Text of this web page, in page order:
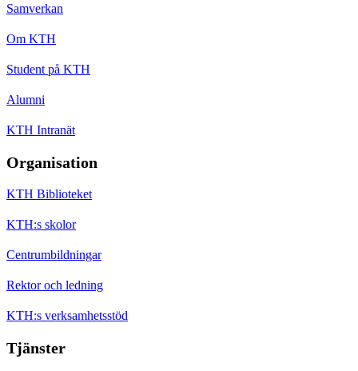
Samverkan
Om KTH
Student på KTH
Alumni
KTH Intranät
Organisation
KTH Biblioteket
KTH:s skolor
Centrumbildningar
Rektor och ledning
KTH:s verksamhetsstöd
Tjänster